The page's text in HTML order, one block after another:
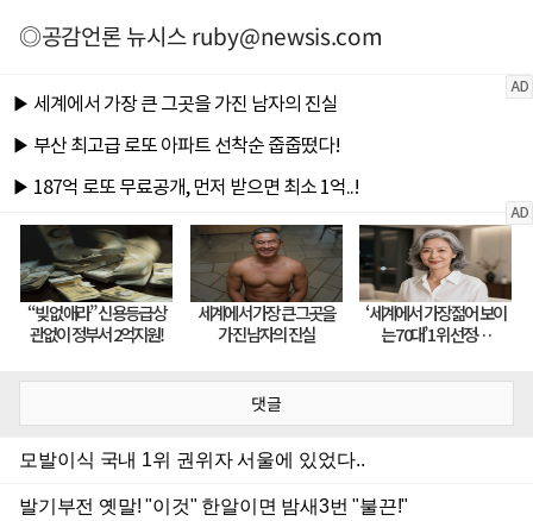
◎공감언론 뉴시스ruby@newsis.com
댓글